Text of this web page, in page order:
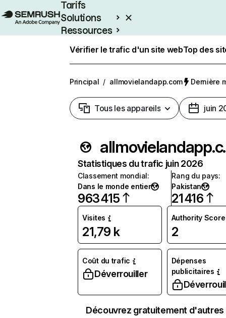
Tarifs
Solutions
Ressources
Vérifier le trafic d'un site webTop des
Principal / allmovielandapp.com Dernière
Tous les appareils juin
Statistiques du trafic juin 2026
Classement mondial:
Dans le monde entier
963 415
Rang du pays:
Pakistan
21 416
Visites
21,79 k
Authority Score
2
Coût du trafic
Déverrouiller
Dépenses
publicitaires
Découvrez gratuitement d'autres